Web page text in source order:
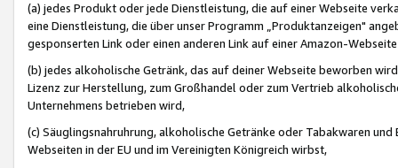
(a) jedes Produkt oder jede Dienstleistung, die auf einer Webseite
eine Dienstleistung, die über unser Programm „Produktanzeigen"
gesponserten Link oder einen anderen Link auf einer Amazon-
(b) jedes alkoholische Getränk, das auf deiner Webseite beworben
Lizenz zur Herstellung, zum Großhandel oder zum Vertrieb
Unternehmens betrieben wird,
(c) Säuglingsnahruhrung, alkoholische Getränke oder Tabakwaren
Webseiten in der EU und im Vereinigten Königreich wirbst,